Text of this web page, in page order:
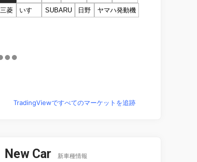
三菱
いすゞ SUBARU 日野 ヤマハ発動機
TradingViewですべてのマーケットを追跡
New Car 新車種情報